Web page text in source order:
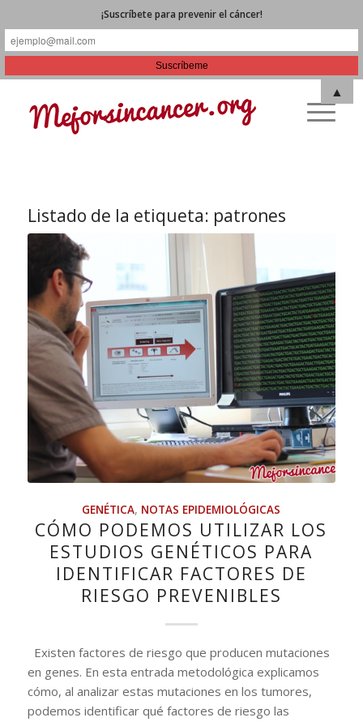
Listado de la etiqueta: patrones
GENÉTICA, NOTAS EPIDEMIOLÓGICAS
CÓMO PODEMOS UTILIZAR LOS
ESTUDIOS GENÉTICOS PARA
IDENTIFICAR FACTORES DE
RIESGO PREVENIBLES
Existen factores de riesgo que producen mutaciones
en genes. En esta entrada metodológica explicamos
cómo, al analizar estas mutaciones en los tumores,
podemos identificar qué factores de riesgo las
¡Suscríbete para prevenir el cáncer!
▲